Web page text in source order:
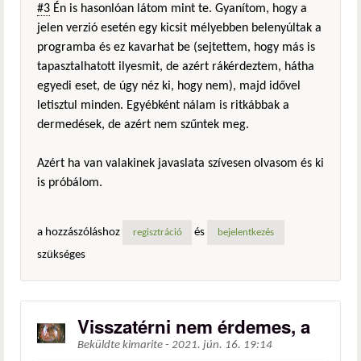
#3 Én is hasonlóan látom mint te. Gyanítom, hogy a
jelen verzió esetén egy kicsit mélyebben belenyúltak a
programba és ez kavarhat be (sejtettem, hogy más is
tapasztalhatott ilyesmit, de azért rákérdeztem, hátha
egyedi eset, de úgy néz ki, hogy nem), majd idővel
letisztul minden. Egyébként nálam is ritkábbak a
dermedések, de azért nem szűntek meg.
Azért ha van valakinek javaslata szívesen olvasom és ki
is próbálom.
a hozzászóláshoz regisztráció és bejelentkezés
szükséges
Visszatérni nem érdemes, a
Beküldte kimarite - 2021. jún. 16. 19:14